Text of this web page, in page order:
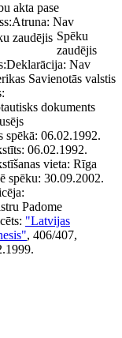
akta pase
zaudējis Spēku
zaudējis
Savienotās valstis
dokuments
spēkā: 06.02.1992.
06.02.1992.
vieta: Rīga
spēku: 30.09.2002.
Padome
Atruna: Nav
Deklarācija: Nav
"Latvijas
, 406/407,